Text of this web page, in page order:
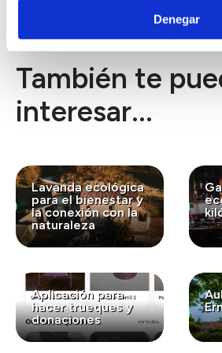
Denegar
También te
interesar...
Lavanda ecológica
para el bienestar y
la conexión con la
naturaleza
Aplicación para
hacer trueques y
donaciones